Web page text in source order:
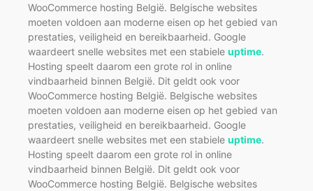
WooCommerce hosting België. Belgische websites
moeten voldoen aan moderne eisen op het gebied van
prestaties, veiligheid en bereikbaarheid. Google
waardeert snelle websites met een stabiele uptime.
Hosting speelt daarom een grote rol in online
vindbaarheid binnen België. Dit geldt ook voor
WooCommerce hosting België. Belgische websites
moeten voldoen aan moderne eisen op het gebied van
prestaties, veiligheid en bereikbaarheid. Google
waardeert snelle websites met een stabiele uptime.
Hosting speelt daarom een grote rol in online
vindbaarheid binnen België. Dit geldt ook voor
WooCommerce hosting België. Belgische websites